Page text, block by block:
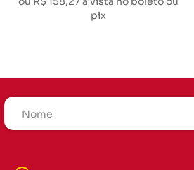
pix